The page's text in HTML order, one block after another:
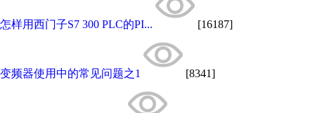
怎样用西门子S7 300 PLC的PI... [16187]
变频器使用中的常见问题之1 [8341]